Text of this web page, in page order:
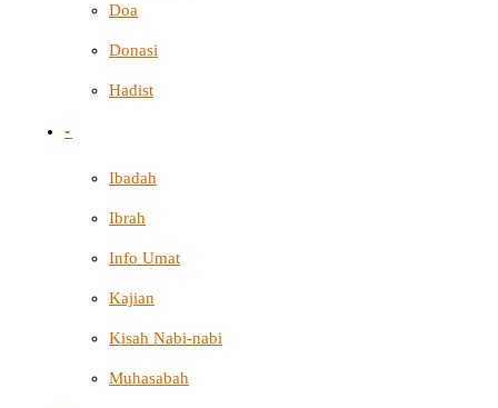
Doa
Donasi
Hadist
-
Ibadah
Ibrah
Info Umat
Kajian
Kisah Nabi-nabi
Muhasabah